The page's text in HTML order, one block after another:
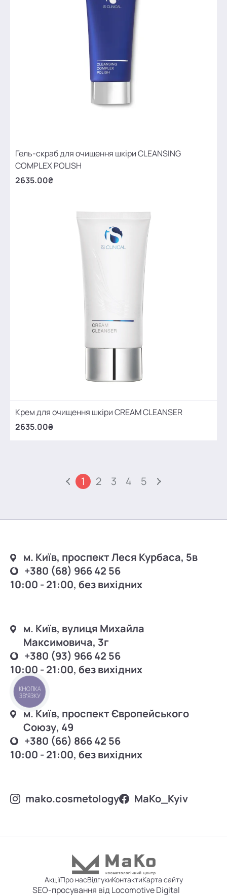
Гель-скраб для очищення шкіри CLEANSING
COMPLEX POLISH
2635.00₴
Крем для очищення шкіри CREAM CLEANSER
2635.00₴
1 2 3 4 5
м. Київ, проспект Леся Курбаса, 5в
+380 (68) 966 42 56
10:00 - 21:00, без вихідних
м. Київ, вулиця Михайла
Максимовича, 3г
+380 (93) 966 42 56
10:00 - 21:00, без вихідних
м. Київ, проспект Європейського
Союзу, 49
+380 (66) 866 42 56
10:00 - 21:00, без вихідних
mako.cosmetology MаKo_Kyiv
АкціїПро насВідгукиКонтактиКарта сайту
SEO-просування від Locomotive Digital
КНОПКА
ЗВ'ЯЗКУ